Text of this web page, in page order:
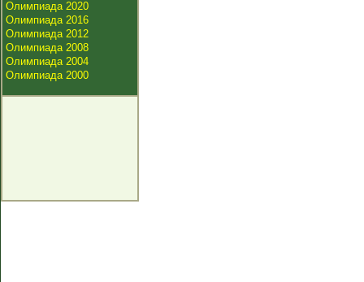
Олимпиада 2020
Олимпиада 2016
Олимпиада 2012
Олимпиада 2008
Олимпиада 2004
Олимпиада 2000